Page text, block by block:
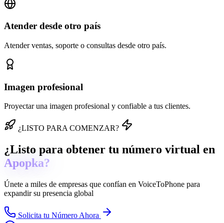
Atender desde otro país
Atender ventas, soporte o consultas desde otro país.
Imagen profesional
Proyectar una imagen profesional y confiable a tus clientes.
¿LISTO PARA COMENZAR?
¿Listo para obtener tu número virtual en
Apopka?
Únete a miles de empresas que confían en VoiceToPhone para
expandir su presencia global
Solicita tu Número Ahora